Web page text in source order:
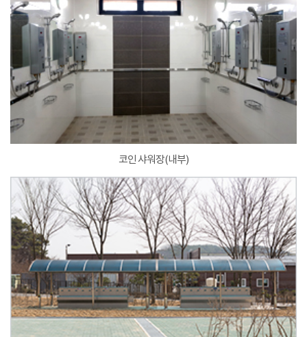
코인 샤워장(내부)